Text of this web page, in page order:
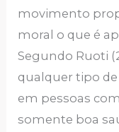
movimento
moral o que é
Segundo Ruoti
qualquer tipo
em pessoas
somente boa